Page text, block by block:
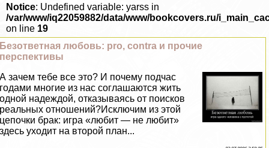
Notice: Undefined variable: yarss in
/var/www/iq22059882/data/www/bookcovers.ru/
on line 19
Безответная любовь: pro, contra и прочие
перспективы
А зачем тебе все это? И почему подчас
годами многие из нас соглашаются жить
одной надеждой, отказываясь от поисков
реальных отношений?Исключим из этой
цепочки бpaк: игра «любит — не любит»
здесь уходит на второй план...